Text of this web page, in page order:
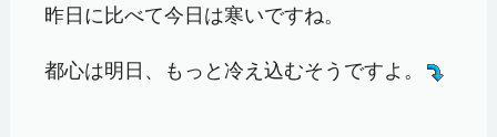
昨日に比べて今日は寒いですね。
都心は明日、もっと冷え込むそうですよ。